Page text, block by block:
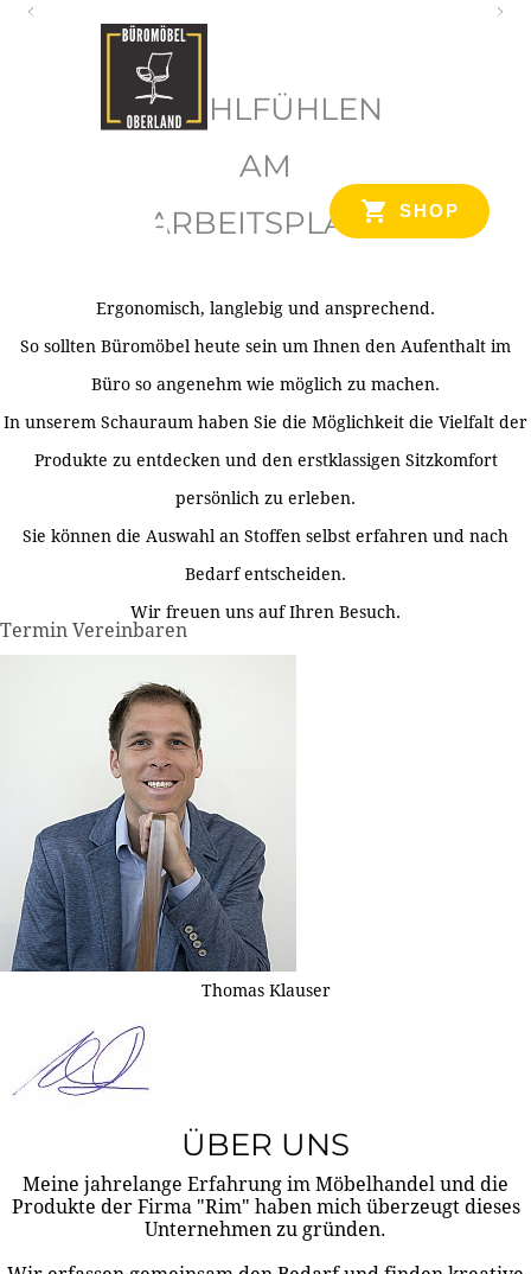
SHOP
WOHLFÜHLEN
AM
ARBEITSPLATZ
Ergonomisch, langlebig und ansprechend.
So sollten Büromöbel heute sein um Ihnen den Aufenthalt im
Büro so angenehm wie möglich zu machen.
In unserem Schauraum haben Sie die Möglichkeit die Vielfalt der
Produkte zu entdecken und den erstklassigen Sitzkomfort
persönlich zu erleben.
Sie können die Auswahl an Stoffen selbst erfahren und nach
Bedarf entscheiden.
Wir freuen uns auf Ihren Besuch.
Termin Vereinbaren
Thomas Klauser
ÜBER UNS
Meine jahrelange Erfahrung im Möbelhandel und die
Produkte der Firma "Rim" haben mich überzeugt dieses
Unternehmen zu gründen.